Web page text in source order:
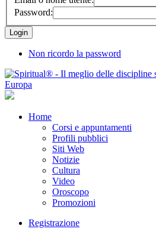
Password:
Non ricordo la password
Home
Corsi e appuntamenti
Profili pubblici
Siti Web
Notizie
Cultura
Video
Oroscopo
Promozioni
Registrazione